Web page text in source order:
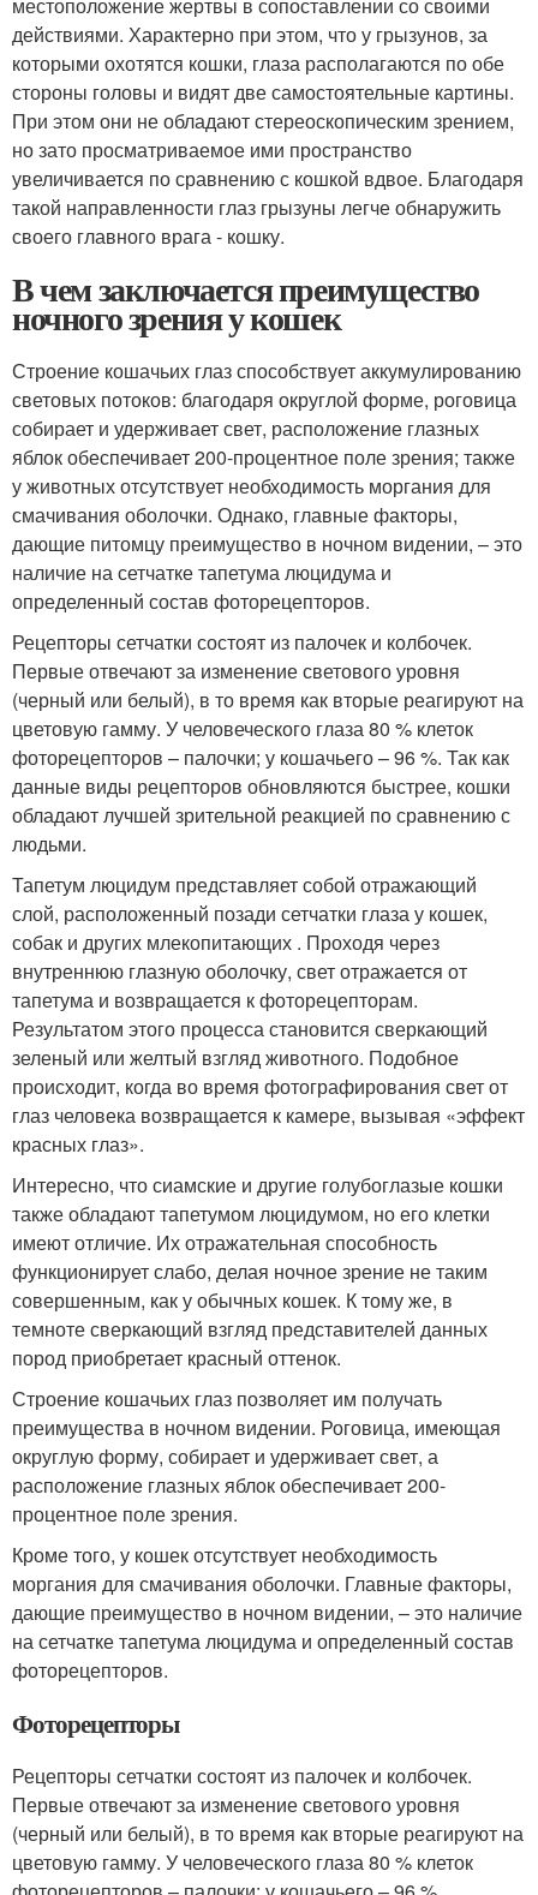
действиями. Характерно при этом, что у грызунов, за
которыми охотятся кошки, глаза располагаются по обе
стороны головы и видят две самостоятельные картины.
При этом они не обладают стереоскопическим зрением,
но зато просматриваемое ими пространство
увеличивается по сравнению с кошкой вдвое. Благодаря
такой направленности глаз грызуны легче обнаружить
своего главного врага - кошку.
В чем заключается преимущество
ночного зрения у кошек
Строение кошачьих глаз способствует аккумулированию
световых потоков: благодаря округлой форме, роговица
собирает и удерживает свет, расположение глазных
яблок обеспечивает 200-процентное поле зрения; также
у животных отсутствует необходимость моргания для
смачивания оболочки. Однако, главные факторы,
дающие питомцу преимущество в ночном видении, – это
наличие на сетчатке тапетума люцидума и
определенный состав фоторецепторов.
Рецепторы сетчатки состоят из палочек и колбочек.
Первые отвечают за изменение светового уровня
(черный или белый), в то время как вторые реагируют на
цветовую гамму. У человеческого глаза 80 % клеток
фоторецепторов – палочки; у кошачьего – 96 %. Так как
данные виды рецепторов обновляются быстрее, кошки
обладают лучшей зрительной реакцией по сравнению с
людьми.
Тапетум люцидум представляет собой отражающий
слой, расположенный позади сетчатки глаза у кошек,
собак и других млекопитающих . Проходя через
внутреннюю глазную оболочку, свет отражается от
тапетума и возвращается к фоторецепторам.
Результатом этого процесса становится сверкающий
зеленый или желтый взгляд животного. Подобное
происходит, когда во время фотографирования свет от
глаз человека возвращается к камере, вызывая «эффект
красных глаз».
Интересно, что сиамские и другие голубоглазые кошки
также обладают тапетумом люцидумом, но его клетки
имеют отличие. Их отражательная способность
функционирует слабо, делая ночное зрение не таким
совершенным, как у обычных кошек. К тому же, в
темноте сверкающий взгляд представителей данных
пород приобретает красный оттенок.
Строение кошачьих глаз позволяет им получать
преимущества в ночном видении. Роговица, имеющая
округлую форму, собирает и удерживает свет, а
расположение глазных яблок обеспечивает 200-
процентное поле зрения.
Кроме того, у кошек отсутствует необходимость
моргания для смачивания оболочки. Главные факторы,
дающие преимущество в ночном видении, – это наличие
на сетчатке тапетума люцидума и определенный состав
фоторецепторов.
Фоторецепторы
Рецепторы сетчатки состоят из палочек и колбочек.
Первые отвечают за изменение светового уровня
(черный или белый), в то время как вторые реагируют на
цветовую гамму. У человеческого глаза 80 % клеток